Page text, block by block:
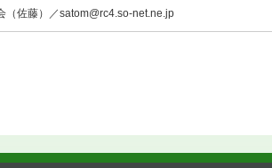
（佐藤）／satom@rc4.so-net.ne.jp